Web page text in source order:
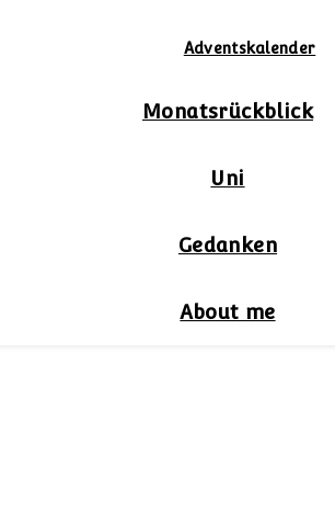
Adventskalender
Monatsrückblick
Uni
Gedanken
About me